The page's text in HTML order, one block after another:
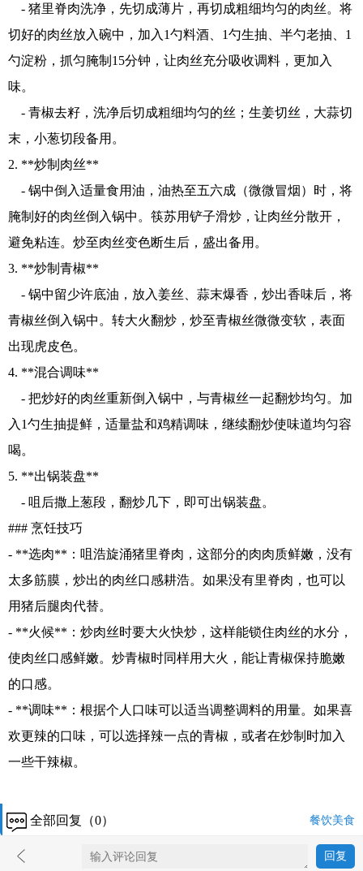
- 猪里脊肉洗净，先切成薄片，再切成粗细均匀的肉丝。将
切好的肉丝放入碗中，加入1勺料酒、1勺生抽、半勺老抽、1
勺淀粉，抓匀腌制15分钟，让肉丝充分吸收调料，更加入
味。
- 青椒去籽，洗净后切成粗细均匀的丝；生姜切丝，大蒜切
末，小葱切段备用。
2. **炒制肉丝**
- 锅中倒入适量食用油，油热至五六成（微微冒烟）时，将
腌制好的肉丝倒入锅中。筷苏用铲子滑炒，让肉丝分散开，
避免粘连。炒至肉丝变色断生后，盛出备用。
3. **炒制青椒**
- 锅中留少许底油，放入姜丝、蒜末爆香，炒出香味后，将
青椒丝倒入锅中。转大火翻炒，炒至青椒丝微微变软，表面
出现虎皮色。
4. **混合调味**
- 把炒好的肉丝重新倒入锅中，与青椒丝一起翻炒均匀。加
入1勺生抽提鲜，适量盐和鸡精调味，继续翻炒使味道均匀容
喝。
5. **出锅装盘**
- 咀后撒上葱段，翻炒几下，即可出锅装盘。
### 烹饪技巧
- **选肉**：咀浩旋涌猪里脊肉，这部分的肉肉质鲜嫩，没有
太多筋膜，炒出的肉丝口感耕浩。如果没有里脊肉，也可以
用猪后腿肉代替。
- **火候**：炒肉丝时要大火快炒，这样能锁住肉丝的水分，
使肉丝口感鲜嫩。炒青椒时同样用大火，能让青椒保持脆嫩
的口感。
- **调味**：根据个人口味可以适当调整调料的用量。如果喜
欢更辣的口味，可以选择辣一点的青椒，或者在炒制时加入
一些干辣椒。
全部回复（0） 餐饮美食